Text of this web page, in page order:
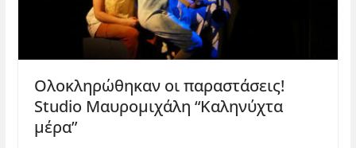
Ολοκληρώθηκαν οι παραστάσεις!
Studio Mαυρομιχάλη “Καληνύχτα
μέρα”